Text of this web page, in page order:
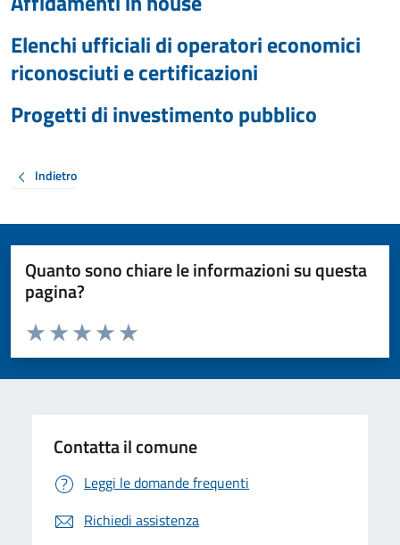
Elenchi ufficiali di operatori economici
riconosciuti e certificazioni
Progetti di investimento pubblico
Indietro
Quanto sono chiare le informazioni su questa
pagina?
Valuta da 1 a 5 stelle la pagina
Valuta 5 stelle su 5
Valuta 4 stelle su 5
Valuta 3 stelle su 5
Valuta 2 stelle su 5
Valuta 1 stelle su 5
Contatta il comune
Leggi le domande frequenti
Richiedi assistenza